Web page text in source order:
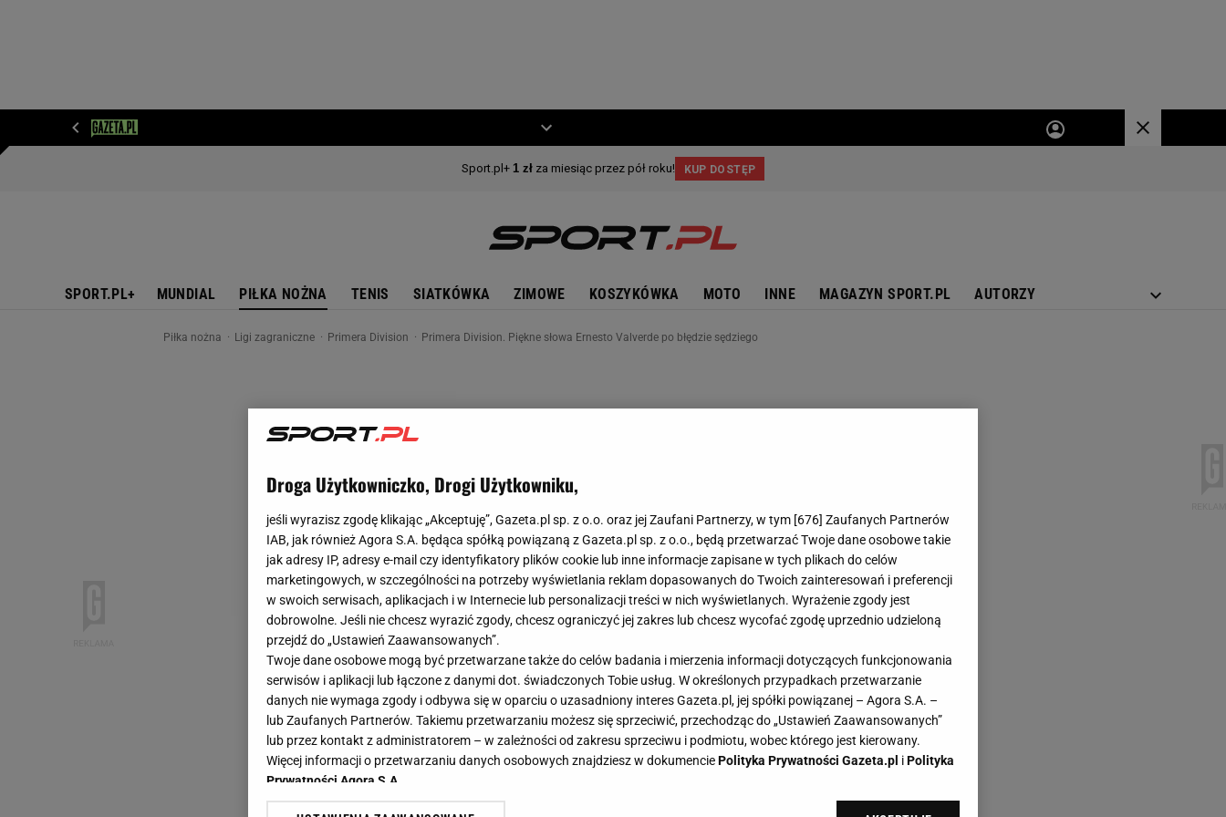
SPORT.PL+ MUNDIAL PIŁKA NOŻNA TENIS SIATKÓWKA ZIMOWE KOSZYKÓWKA MOTO INNE MAGAZYN SPORT.PL AUTORZY
Piłka nożna Ligi zagraniczne Primera Division Primera Division. Piękne słowa Ernesto Valverde po błędzie sędziego
Droga Użytkowniczko, Drogi Użytkowniku,
jeśli wyrazisz zgodę klikając „Akceptuję”, Gazeta.pl sp. z o.o. oraz jej Zaufani Partnerzy, w tym [676] Zaufanych Partnerów
IAB, jak również Agora S.A. będąca spółką powiązaną z Gazeta.pl sp. z o.o., będą przetwarzać Twoje dane osobowe takie
jak adresy IP, adresy e-mail czy identyfikatory plików cookie lub inne informacje zapisane w tych plikach do celów
marketingowych, w szczególności na potrzeby wyświetlania reklam dopasowanych do Twoich zainteresowań i preferencji
w swoich serwisach, aplikacjach i w Internecie lub personalizacji treści w nich wyświetlanych. Wyrażenie zgody jest
dobrowolne. Jeśli nie chcesz wyrazić zgody, chcesz ograniczyć jej zakres lub chcesz wycofać zgodę uprzednio udzieloną
przejdź do „Ustawień Zaawansowanych”.
Twoje dane osobowe mogą być przetwarzane także do celów badania i mierzenia informacji dotyczących funkcjonowania
serwisów i aplikacji lub łączone z danymi dot. świadczonych Tobie usług. W określonych przypadkach przetwarzanie
danych nie wymaga zgody i odbywa się w oparciu o uzasadniony interes Gazeta.pl, jej spółki powiązanej – Agora S.A. –
lub Zaufanych Partnerów. Takiemu przetwarzaniu możesz się sprzeciwić, przechodząc do „Ustawień Zaawansowanych”
lub przez kontakt z administratorem – w zależności od zakresu sprzeciwu i podmiotu, wobec którego jest kierowany.
Więcej informacji o przetwarzaniu danych osobowych znajdziesz w dokumenciePolityka Prywatności Gazeta.pl iPolityka
Prywatności Agora S.A.